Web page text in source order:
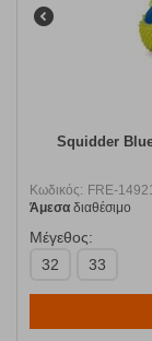
Squidder
Κωδικός: FRE-
Άμεσα διαθέσιμο
Μέγεθος:
32
33